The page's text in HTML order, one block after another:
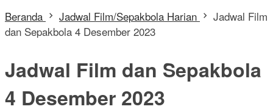
Beranda Jadwal Film/Sepakbola Harian
Jadwal Film
dan Sepakbola 4 Desember 2023
Jadwal Film dan Sepakbola
4 Desember 2023